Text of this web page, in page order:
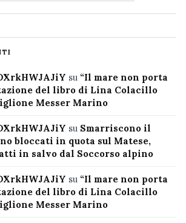
su “Il mare non porta
del libro di Lina Colacillo
Messer Marino
su Smarriscono il
bloccati in quota sul Matese,
in salvo dal Soccorso alpino
su “Il mare non porta
del libro di Lina Colacillo
Messer Marino